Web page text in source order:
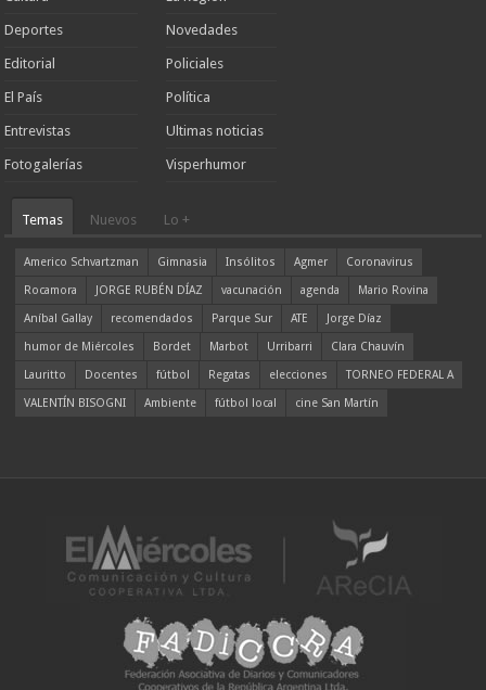
Deportes
Editorial
El País
Entrevistas
Fotogalerías
Novedades
Policiales
Política
Ultimas noticias
Visperhumor
Temas Nuevos Lo +
Americo Schvartzman Gimnasia Insólitos Agmer
Coronavirus
Rocamora
JORGE RUBÉN DÍAZ vacunación agenda
Mario Rovina
Aníbal Gallay
recomendados Parque Sur ATE
Jorge Díaz
humor de Miércoles
Bordet Marbot Urribarri
Clara Chauvín
Lauritto
Docentes fútbol Regatas elecciones
TORNEO FEDERAL A
VALENTÍN BISOGNI
Ambiente fútbol local cine San Martín